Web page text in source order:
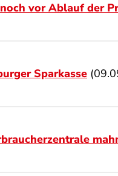
vor Ablauf der
Sparkasse